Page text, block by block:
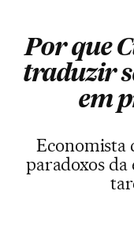
Por que
traduzir
em
Economista
paradoxos da